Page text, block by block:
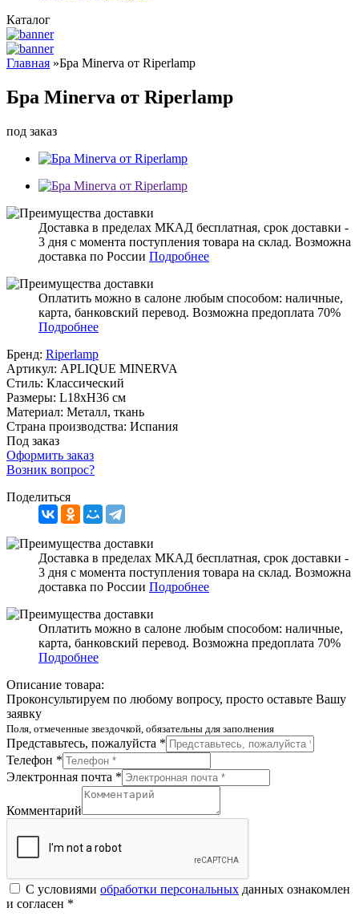
Каталог
Главная »Бра Minerva от Riperlamp
Бра Minerva от Riperlamp
под заказ
Доставка в пределах МКАД бесплатная, срок доставки -
3 дня с момента поступления товара на склад. Возможна
доставка по России Подробнее
Оплатить можно в салоне любым способом: наличные,
карта, банковский перевод. Возможна предоплата 70%
Подробнее
Бренд: Riperlamp
Артикул: APLIQUE MINERVA
Стиль: Классический
Размеры: L18xH36 см
Материал: Металл, ткань
Страна производства: Испания
Под заказ
Оформить заказ
Возник вопрос?
Поделиться
Доставка в пределах МКАД бесплатная, срок доставки -
3 дня с момента поступления товара на склад. Возможна
доставка по России Подробнее
Оплатить можно в салоне любым способом: наличные,
карта, банковский перевод. Возможна предоплата 70%
Подробнее
Описание товара:
Проконсультируем по любому вопросу, просто оставьте Вашу
заявку
Поля, отмеченные звездочкой, обязательны для заполнения
Представьтесь, пожалуйста *
Телефон *
Электронная почта *
Комментарий
С условиями обработки персональных данных ознакомлен
и согласен *